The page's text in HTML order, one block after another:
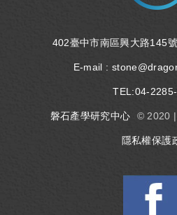
402臺中市南區興大路145
E-mail :
TEL:04-
磐石產學研究中心 © 2020 |
隱私權保護